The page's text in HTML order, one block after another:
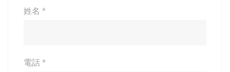
姓名 *
電話 *